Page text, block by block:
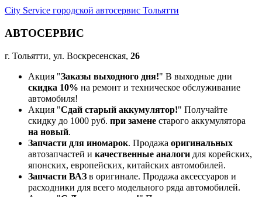
City Service городской автосервис Тольятти
АВТОСЕРВИС
г. Тольятти, ул. Воскресенская, 26
Акция "Заказы выходного дня!" В выходные дни
скидка 10% на ремонт и техническое обслуживание
автомобиля!
Акция "Сдай старый аккумулятор!" Получайте
скидку до 1000 руб. при замене старого аккумулятора
на новый.
Запчасти для иномарок. Продажа оригинальных
автозапчастей и качественные аналоги для корейских,
японских, европейских, китайских автомобилей.
Запчасти ВАЗ в оригинале. Продажа аксессуаров и
расходники для всего модельного ряда автомобилей.